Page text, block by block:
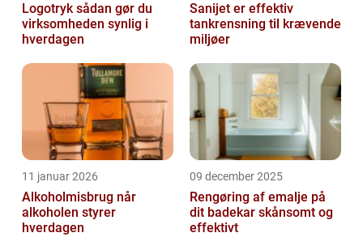
Logotryk sådan gør du
virksomheden synlig i
hverdagen
Sanijet er effektiv
tankrensning til krævende
miljøer
11 januar 2026
Alkoholmisbrug når
alkoholen styrer
hverdagen
09 december 2025
Rengøring af emalje på
dit badekar skånsomt og
effektivt